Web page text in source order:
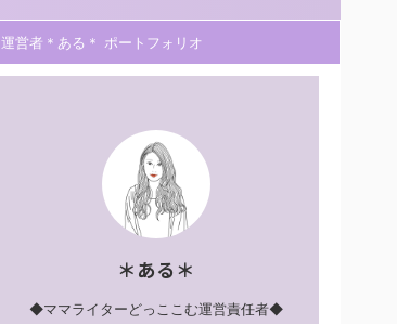
運営者＊ある＊ ポートフォリオ
＊ある＊
◆ママライターどっここむ運営責任者◆